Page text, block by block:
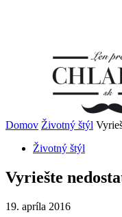
Domov Životný štýl
Životný štýl
Vyriešte
19. apríla 2016